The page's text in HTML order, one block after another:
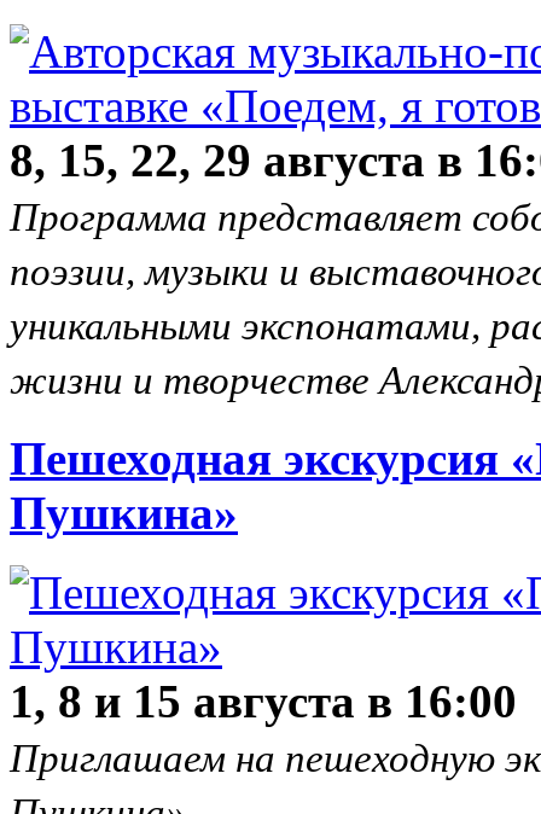
8, 15, 22, 29 августа в
Программа представляет
поэзии, музыки и
уникальными экспонатами,
жизни и творчестве
Пешеходная экскурсия
Пушкина»
1, 8 и 15 августа в 16:00
Приглашаем на пешеходную